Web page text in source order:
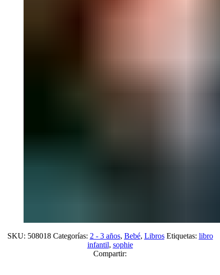
SKU: 508018 Categorías: 2 - 3 años, Bebé, Libros Etiquetas: libro
infantil, sophie
Compartir: